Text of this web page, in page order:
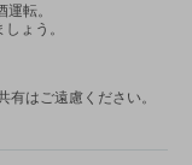
転。
ょう。
はご遠慮ください。